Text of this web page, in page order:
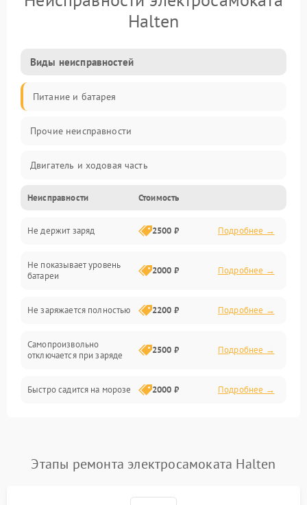
Halten
Виды неисправностей
Питание и батарея
Прочие неисправности
Двигатель и ходовая часть
Тормоза и безопасность
Подвеска и колеса
Электроника и управление
Неисправности Стоимость
Не держит заряд 2500 ₽ Подробнее →
Не показывает уровень
батареи
2000 ₽ Подробнее →
Не заряжается полностью 2200 ₽ Подробнее →
Самопроизвольно
отключается при заряде
2500 ₽ Подробнее →
Быстро садится на морозе 2000 ₽ Подробнее →
Этапы ремонта электросамоката Halten